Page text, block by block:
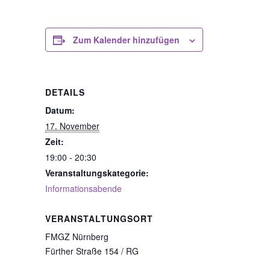
Zum Kalender hinzufügen
DETAILS
Datum:
17. November
Zeit:
19:00 - 20:30
Veranstaltungskategorie:
Informationsabende
VERANSTALTUNGSORT
FMGZ Nürnberg
Fürther Straße 154 / RG